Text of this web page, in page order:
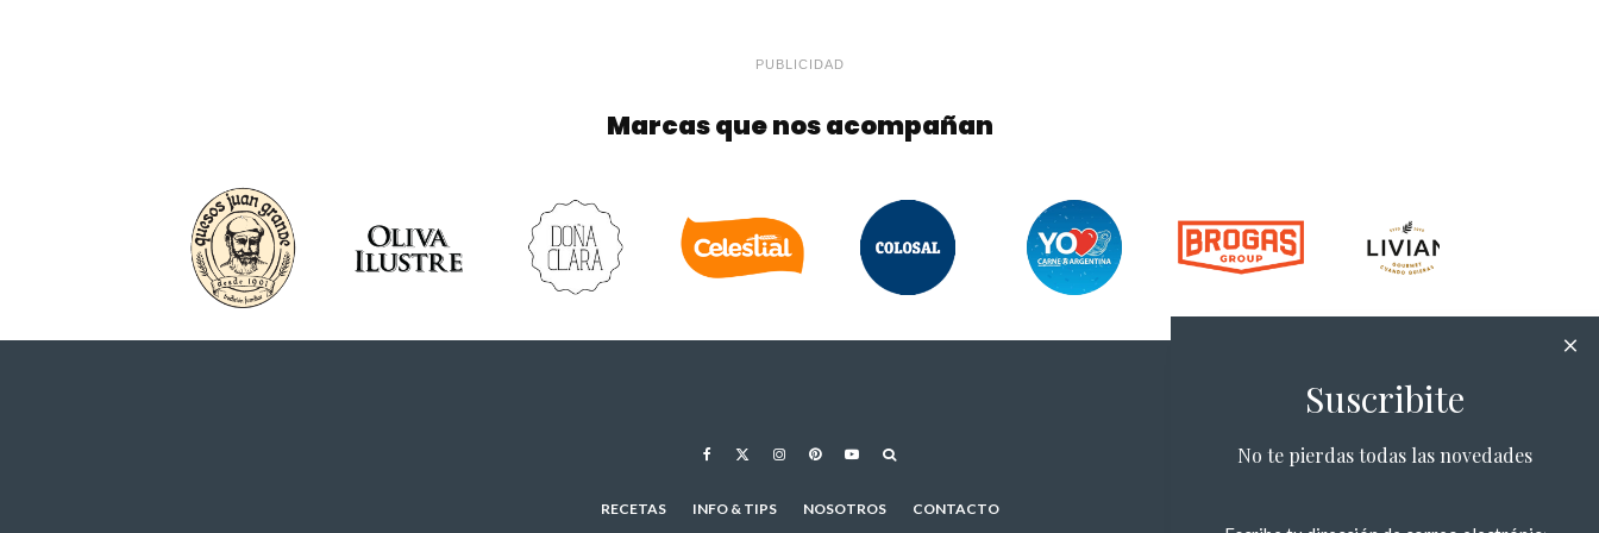
PUBLICIDAD
Marcas que nos acompañan
RECETAS INFO & TIPS NOSOTROS CONTACTO
Suscribite
No te pierdas todas las novedades